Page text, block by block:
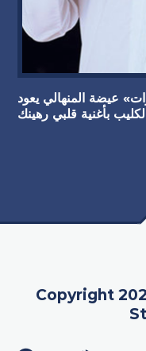
عيضة المنهالي يعود
بأغنية قلبي رهينك
Copyright